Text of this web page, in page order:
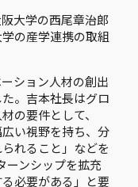
大学の西尾章治郎
の産学連携の取組
ション人材の創出
。吉本社長はグロ
の要件として、
い視野を持ち、分
れること」などを
ーンシップを拡充
必要がある」と要